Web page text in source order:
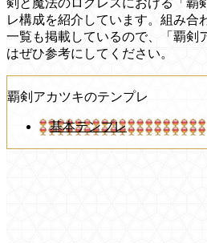
レ構成を紹介しています。組み合
一覧も掲載しているので、「覇剣
はぜひ参考にしてください。
覇剣アカツキのテンプレ
基本テンプレ